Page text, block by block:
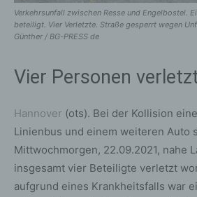
Verkehrsunfall zwischen Resse und Engelbostel.
beteiligt. Vier Verletzte. Straße gesperrt wegen
Günther / BG-PRESS de
Vier Personen
Hannover (ots). Bei der Kollision
Linienbus und einem weiteren Auto
Mittwochmorgen, 22.09.2021, nahe
insgesamt vier Beteiligte verletzt
aufgrund eines Krankheitsfalls war